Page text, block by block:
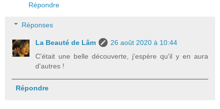
Répondre
Réponses
La Beauté de Lâm
26 août 2020 à 10:44
C'était une belle découverte, j'espère qu'il y en aura
d'autres !
Répondre